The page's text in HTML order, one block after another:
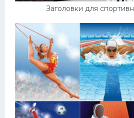
Заголовки для